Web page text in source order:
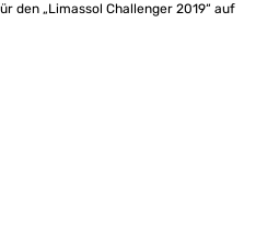
den „Limassol Challenger 2019“ auf